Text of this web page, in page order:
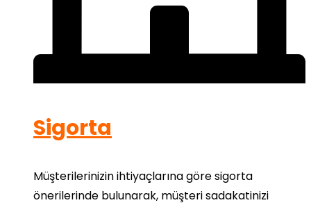
Sigorta
Müşterilerinizin ihtiyaçlarına göre sigorta
önerilerinde bulunarak, müşteri sadakatinizi